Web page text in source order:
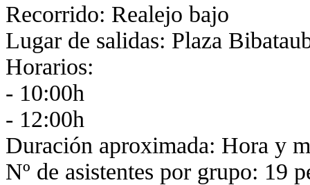
Recorrido: Realejo bajo
Lugar de salidas: Plaza
Horarios:
- 10:00h
- 12:00h
Duración aproximada: Hora y
Nº de asistentes por grupo: 19